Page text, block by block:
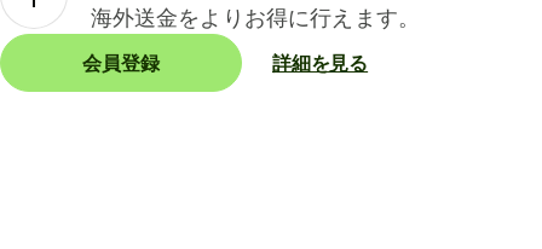
海外送金をよりお得に行えます。
会員登録 詳細を見る